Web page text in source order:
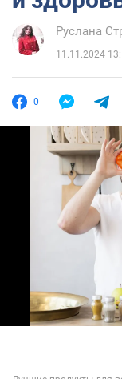
Руслана
11.11.2024
0